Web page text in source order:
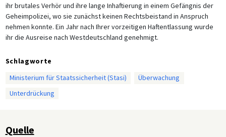
ihr brutales Verhör und ihre lange Inhaftierung in einem Gefängnis der
Geheimpolizei, wo sie zunächst keinen Rechtsbeistand in Anspruch
nehmen konnte. Ein Jahr nach Ihrer vorzeitigen Haftentlassung wurde
ihr die Ausreise nach Westdeutschland genehmigt.
Schlagworte
Ministerium für Staatssicherheit (Stasi)
Überwachung
Unterdrückung
Quelle